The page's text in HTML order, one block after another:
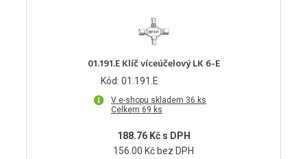
01.191.E Klíč víceúčelový LK 6-E
Kód: 01.191.E
V e-shopu skladem 36 ks
Celkem 69 ks
188.76 Kč s DPH
156.00 Kč bez DPH